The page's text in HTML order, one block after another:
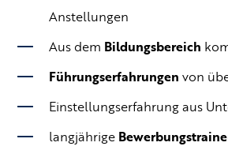
Anstellungen
Aus dem Bildungsbereich
Führungserfahrungen von
Einstellungserfahrung aus
langjährige